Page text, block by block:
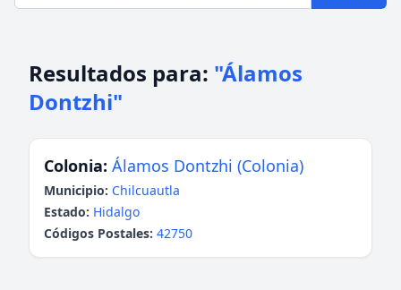
Resultados para: "Álamos
Dontzhi"
Colonia: Álamos Dontzhi (Colonia)
Municipio: Chilcuautla
Estado: Hidalgo
Códigos Postales: 42750